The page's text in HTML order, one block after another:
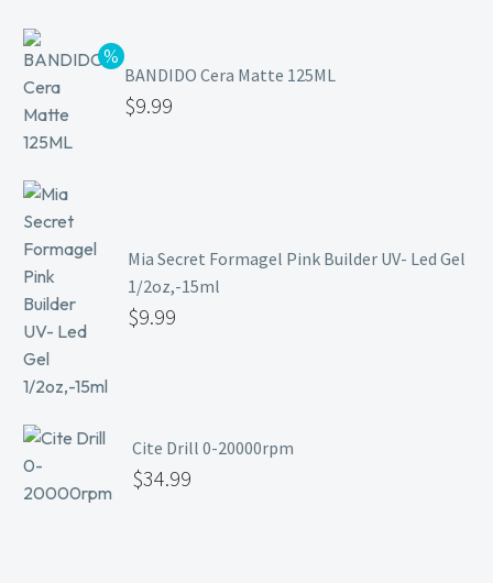
BANDIDO Cera Matte 125ML
$9.99
Mia Secret Formagel Pink Builder UV- Led Gel
1/2oz,-15ml
$9.99
Cite Drill 0-20000rpm
$34.99